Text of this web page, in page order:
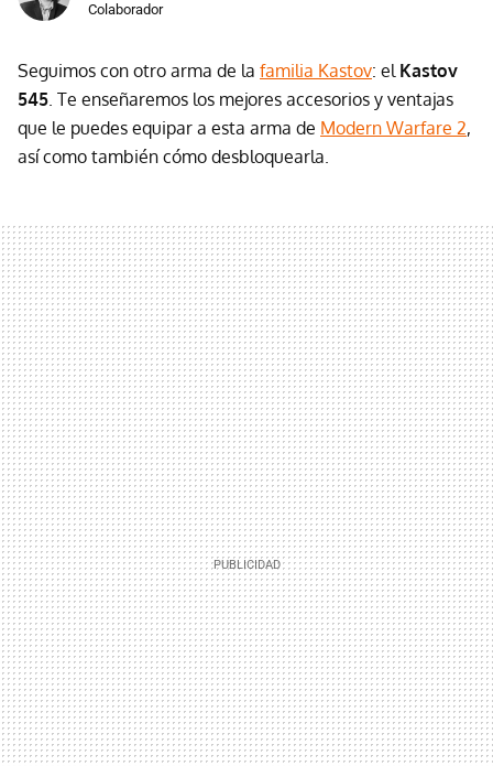
Colaborador
Seguimos con otro arma de la familia Kastov: el Kastov
545 . Te enseñaremos los mejores accesorios y ventajas
que le puedes equipar a esta arma de Modern Warfare 2,
así como también cómo desbloquearla.